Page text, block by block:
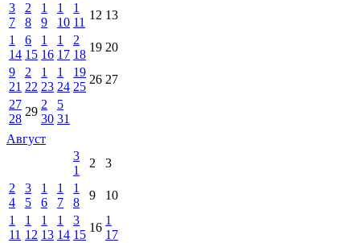
3
7
2
8
1
9
1
10
1
11
12 13
1
14
6
15
1
16
1
17
2
18
19 20
9
21
2
22
1
23
1
24
19
25
26 27
27
28
29
2
30
5
31
Август
3
1
2
3
2
4
3
5
1
6
1
7
1
8
9
10
1
11
1
12
1
13
1
14
3
15
16
1
17